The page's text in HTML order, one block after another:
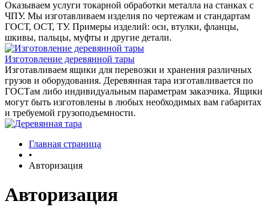
Оказываем услуги токарной обработки металла на станках с
ЧПУ. Мы изготавливаем изделия по чертежам и стандартам
ГОСТ, ОСТ, ТУ. Примеры изделий: оси, втулки, фланцы,
шкивы, пальцы, муфты и другие детали.
Изготовление деревянной тары
Изготавливаем ящики для перевозки и хранения различных
грузов и оборудования. Деревянная тара изготавливается по
ГОСТам либо индивидуальным параметрам заказчика. Ящики
могут быть изготовлены в любых необходимых вам габаритах
и требуемой грузоподъемности.
Главная страница
•
Авторизация
Авторизация